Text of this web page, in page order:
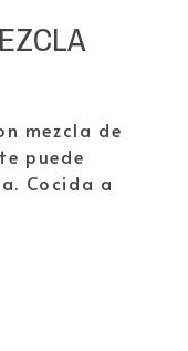
mezcla de
puede
Cocida a